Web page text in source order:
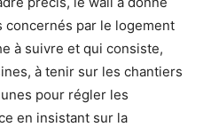
par le logement
à suivre et qui consiste,
à tenir sur les chantiers
pour régler les
en insistant sur la